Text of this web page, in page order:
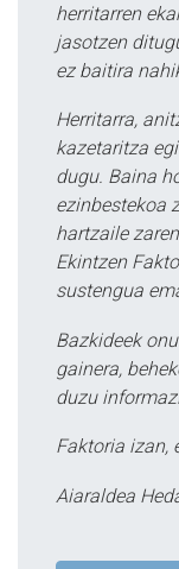
herritarren
jasotzen
ez baitira
Herritarra,
kazetaritza
dugu. Baina
ezinbestekoa
hartzaile
Ekintzen
sustengua
Bazkideek
gainera,
duzu
Faktoria izan,
Aiaraldea